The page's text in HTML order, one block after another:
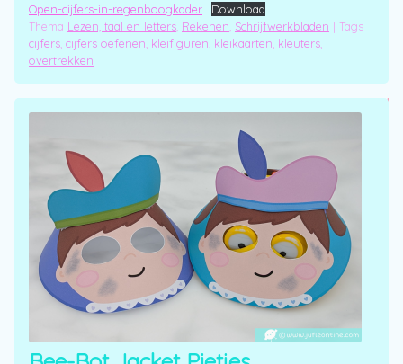
Open-cijfers-in-regenboogkader
Download
Thema Lezen, taal en letters Rekenen Schrijfwerkbladen | Tags
cijfers cijfers oefenen kleifiguren kleikaarten kleuters
overtrekken